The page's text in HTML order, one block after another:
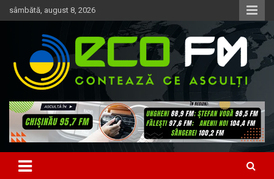
Skip
to
sâmbătă, august 8, 2026
EcoFM